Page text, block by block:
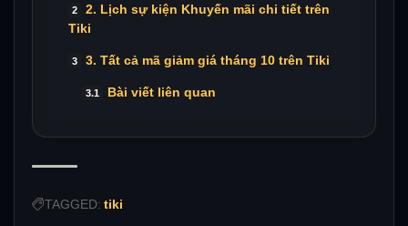
2. Lịch sự kiện Khuyến mãi chi tiết trên
Tiki
3. Tất cả mã giảm giá tháng 10 trên Tiki
Bài viết liên quan
TAGGED: tiki